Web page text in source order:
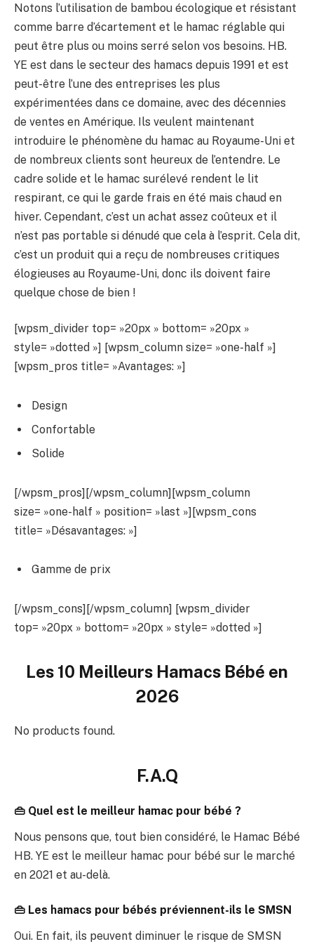
Notons l’utilisation de bambou écologique et résistant
comme barre d’écartement et le hamac réglable qui
peut être plus ou moins serré selon vos besoins. HB.
YE est dans le secteur des hamacs depuis 1991 et est
peut-être l’une des entreprises les plus
expérimentées dans ce domaine, avec des décennies
de ventes en Amérique. Ils veulent maintenant
introduire le phénomène du hamac au Royaume-Uni et
de nombreux clients sont heureux de l’entendre. Le
cadre solide et le hamac surélevé rendent le lit
respirant, ce qui le garde frais en été mais chaud en
hiver. Cependant, c’est un achat assez coûteux et il
n’est pas portable si dénudé que cela à l’esprit. Cela dit,
c’est un produit qui a reçu de nombreuses critiques
élogieuses au Royaume-Uni, donc ils doivent faire
quelque chose de bien !
[wpsm_divider top= »20px » bottom= »20px »
style= »dotted »] [wpsm_column size= »one-half »]
[wpsm_pros title= »Avantages: »]
Design
Confortable
Solide
[/wpsm_pros][/wpsm_column][wpsm_column
size= »one-half » position= »last »][wpsm_cons
title= »Désavantages: »]
Gamme de prix
[/wpsm_cons][/wpsm_column] [wpsm_divider
top= »20px » bottom= »20px » style= »dotted »]
Les 10 Meilleurs Hamacs Bébé en
2026
No products found.
F.A.Q
👜 Quel est le meilleur hamac pour bébé ?
Nous pensons que, tout bien considéré, le Hamac Bébé
HB. YE est le meilleur hamac pour bébé sur le marché
en 2021 et au-delà.
👜 Les hamacs pour bébés préviennent-ils le SMSN
Oui. En fait, ils peuvent diminuer le risque de SMSN